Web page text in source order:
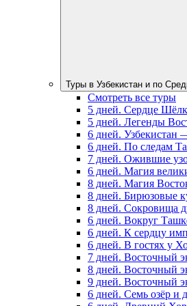
Туры в Узбекистан и по
Смотреть все туры
5 дней. Сердце
5 дней. Легенды
6 дней. Узбекистан
6 дней. По следам
7 дней. Ожившие
6 дней. Магия
8 дней. Магия
8 дней. Бирюзовые
8 дней. Сокровища
6 дней. Вокруг
6 дней. К сердцу
6 дней. В гостях у
7 дней. Восточный
8 дней. Восточный
9 дней. Восточный
6 дней. Семь озёр и